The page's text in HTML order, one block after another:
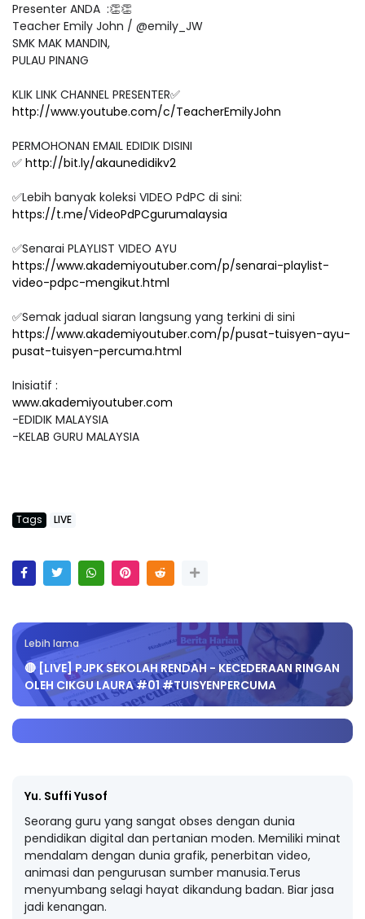
Presenter ANDA :👏👏
Teacher Emily John / @emily_JW
SMK MAK MANDIN,
PULAU PINANG
KLIK LINK CHANNEL PRESENTER✅
http://www.youtube.com/c/TeacherEmilyJohn
PERMOHONAN EMAIL EDIDIK DISINI
✅ http://bit.ly/akaunedidikv2
✅Lebih banyak koleksi VIDEO PdPC di sini:
https://t.me/VideoPdPCgurumalaysia
✅Senarai PLAYLIST VIDEO AYU
https://www.akademiyoutuber.com/p/senarai-playlist-
video-pdpc-mengikut.html
✅Semak jadual siaran langsung yang terkini di sini
https://www.akademiyoutuber.com/p/pusat-tuisyen-ayu-
pusat-tuisyen-percuma.html
Inisiatif :
www.akademiyoutuber.com
-EDIDIK MALAYSIA
-KELAB GURU MALAYSIA
Tags LIVE
Lebih lama
🔴 [LIVE] PJPK SEKOLAH RENDAH - KECEDERAAN RINGAN
OLEH CIKGU LAURA #01 #TUISYENPERCUMA
Yu. Suffi Yusof
Seorang guru yang sangat obses dengan dunia
pendidikan digital dan pertanian moden. Memiliki minat
mendalam dengan dunia grafik, penerbitan video,
animasi dan pengurusan sumber manusia.Terus
menyumbang selagi hayat dikandung badan. Biar jasa
jadi kenangan.